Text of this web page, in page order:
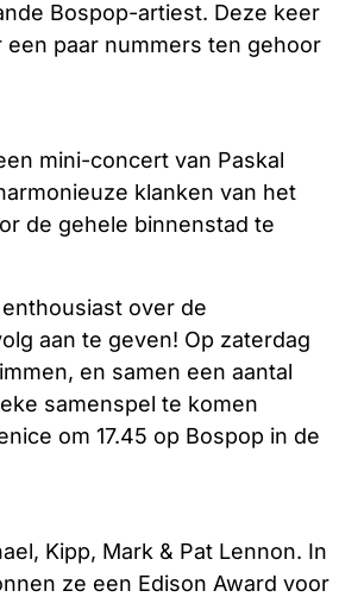
Bospop-artiest. Deze keer
een paar nummers ten gehoor
mini-concert van Paskal
klanken van het
de gehele binnenstad te
over de
aan te geven! Op zaterdag
en samen een aantal
samenspel te komen
om 17.45 op Bospop in de
Kipp, Mark & Pat Lennon. In
ze een Edison Award voor